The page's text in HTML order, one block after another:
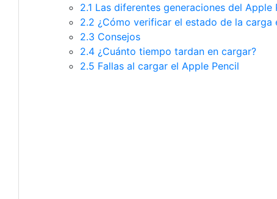
2.1 Las diferentes generaciones del Apple
2.2 ¿Cómo verificar el estado de la carga
2.3 Consejos
2.4 ¿Cuánto tiempo tardan en cargar?
2.5 Fallas al cargar el Apple Pencil